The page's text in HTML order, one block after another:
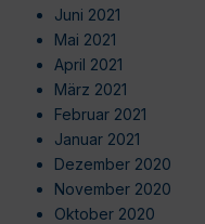
Juni 2021
Mai 2021
April 2021
März 2021
Februar 2021
Januar 2021
Dezember 2020
November 2020
Oktober 2020